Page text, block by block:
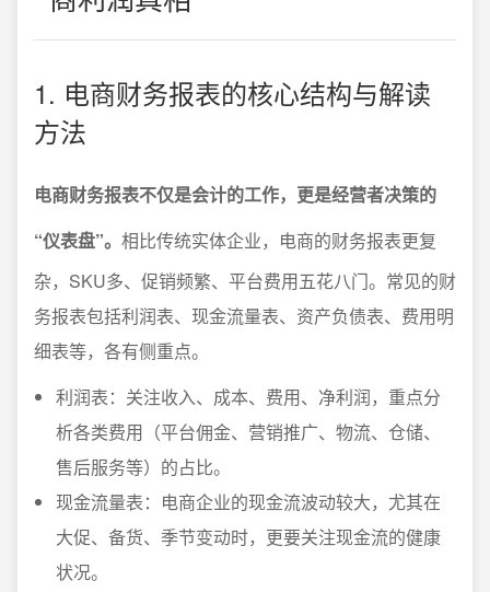
1. 电商财务报表的核心结构与解读
方法
电商财务报表不仅是会计的工作，更是经营者决策的
“仪表盘”。 相比传统实体企业，电商的财务报表更复
杂，SKU多、促销频繁、平台费用五花八门。常见的财
务报表包括利润表、现金流量表、资产负债表、费用明
细表等，各有侧重点。
利润表：关注收入、成本、费用、净利润，重点分
析各类费用（平台佣金、营销推广、物流、仓储、
售后服务等）的占比。
现金流量表：电商企业的现金流波动较大，尤其在
大促、备货、季节变动时，更要关注现金流的健康
状况。